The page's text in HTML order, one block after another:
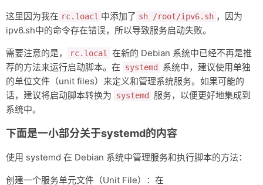
这里因为我在 rc.loacl 中添加了 sh /root/ipv6.sh ，因为
ipv6.sh中的命令存在错误，所以导致服务启动失败。
需要注意的是， rc.local
在新的 Debian 系统中已经不再是推
荐的方法来运行启动脚本。在
systemd
系统中，建议使用单独
的单位文件（unit files）来定义和管理系统服务。如果可能的
话，建议将启动脚本转换为
systemd
服务，以便更好地集成到
系统中。
下面是一小部分关于systemd的内容
使用 systemd 在 Debian 系统中管理服务和执行脚本的方法：
创建一个服务单元文件（Unit File）：在